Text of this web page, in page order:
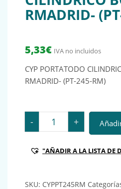
RMADRID-
5,33€ IVA no incluidos
CYP PORTATODO
RMADRID- (PT-245-RM)
- CYP PORTATODO
+
"AÑADIR A LA LISTA DE
SKU: CYPPT245RM